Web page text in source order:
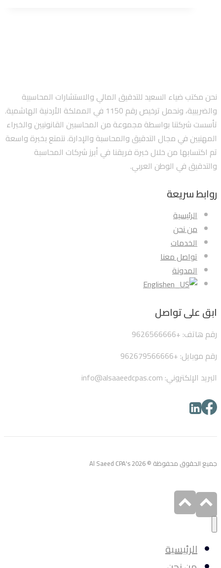
نحن مكتب ضياء السعيد للتدقيق المالي والاستشارات المحاسبية
والضريبية، ونحمل ترخيص رقم 1150 في المملكة الأردنية الهاشمية.
تأسست شركتنا بواسطة مجموعة من المحاسبين القانونيين والخبراء
المهنيين في مجال التدقيق والمحاسبة والإدارة. نتمتع بخبرة واسعة
تم اكتسابها من خلال خبرة فريقنا في أبرز شركات المحاسبة
والتدقيق في الوطن العربي.
روابط سريعة
الرئيسية
من نحن
الخدمات
تواصل معنا
المدونة
English
ابق على تواصل
رقم هاتف: +9626566666
رقم موبايل: +962679566666
البريد الإلكتروني: info@alsaaeedcpas.com
جميع الحقوق محفوظة © Al Saeed CPA's 2026
الرئيسية